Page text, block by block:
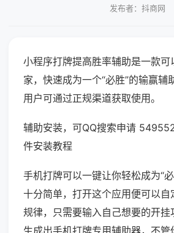
发布者：抖商网
小程序打牌提高胜率辅助是一款可
家，快速成为一个“必胜”的输赢辅
用户可通过正规渠道获取使用。
辅助安装，可QQ搜索申请
件安装教程
手机打牌可以一键让你轻松成为“
十分简单，打开这个应用便可以
规律，只需要输入自己想要的开挂
生成出手机打牌专用辅助器，不管